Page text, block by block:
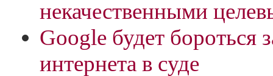
некачественными
Google будет бороться
интернета в суде